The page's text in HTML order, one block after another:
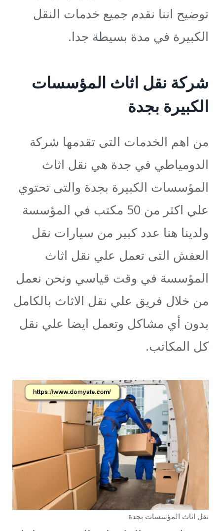
توضيح اننا نقدم جميع خدمات النقل
الكبيرة في مدة بسيطة جدا.
شركة نقل اثاث المؤسسات
الكبيرة بجدة
من اهم الخدمات التى تقدمها شركة
الدومياطي في جدة هي نقل اثاث
المؤسسات الكبيرة بجدة والتى تحتوي
علي اكثر من 50 مكتب في المؤسسة
ولدينا هنا عدد كبير من سيارات نقل
العفش التى تعمل علي نقل اثاث
المؤسسة في وقت قياسي ونحن نعمل
من خلال فريق علي نقل الاثاث بالكامل
بدون أي مشاكل وتعمل ايضا علي نقل
كل المكاتب.
نقل اثاث المؤسسات بجدة